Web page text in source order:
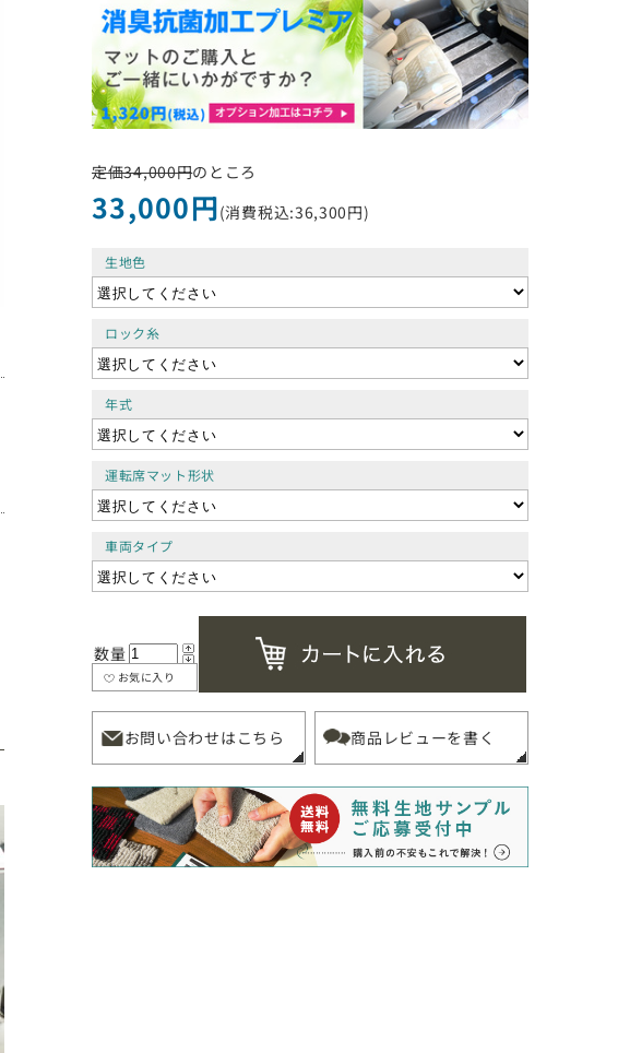
定価34,000円のところ
33,000円(消費税込:36,300円)
生地色
ロック糸
年式
運転席マット形状
車両タイプ
数量